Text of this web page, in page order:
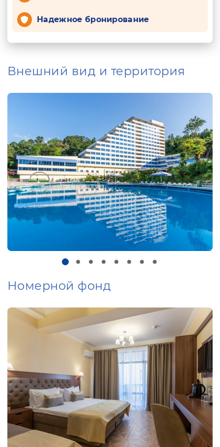
Надежное бронирование
Внешний вид и территория
Номерной фонд